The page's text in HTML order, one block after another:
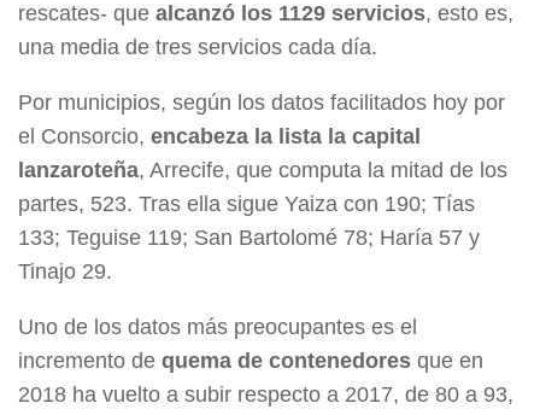
rescates- que alcanzó los 1129 servicios, esto es,
una media de tres servicios cada día.
Por municipios, según los datos facilitados hoy por
el Consorcio, encabeza la lista la capital
lanzaroteña, Arrecife, que computa la mitad de los
partes, 523. Tras ella sigue Yaiza con 190; Tías
133; Teguise 119; San Bartolomé 78; Haría 57 y
Tinajo 29.
Uno de los datos más preocupantes es el
incremento de quema de contenedores que en
2018 ha vuelto a subir respecto a 2017, de 80 a 93,